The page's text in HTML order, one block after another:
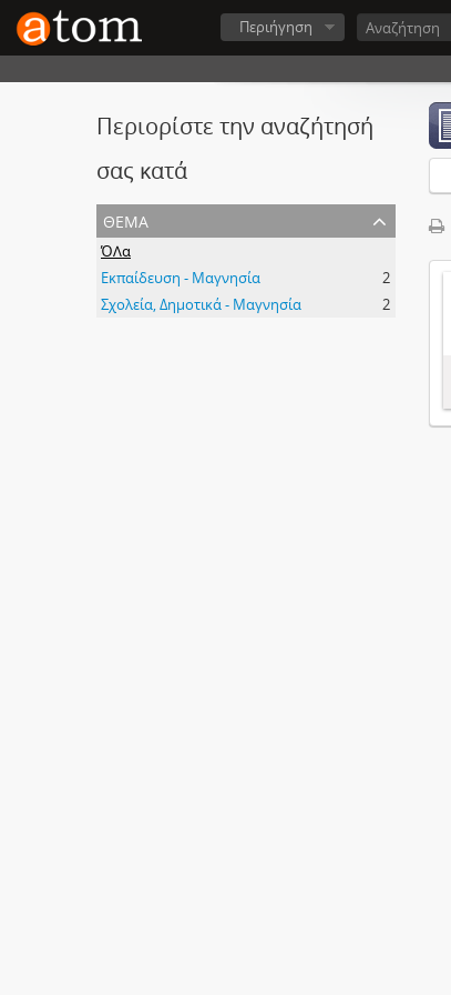
Περιήγηση
Περιορίστε την αναζήτησή
σας κατά
θέμα
ΌΛα
Εκπαίδευση - Μαγνησία
2
Σχολεία, Δημοτικά - Μαγνησία
2